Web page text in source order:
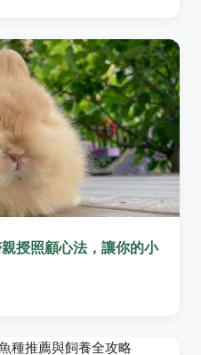
授照顧心法，讓你的小